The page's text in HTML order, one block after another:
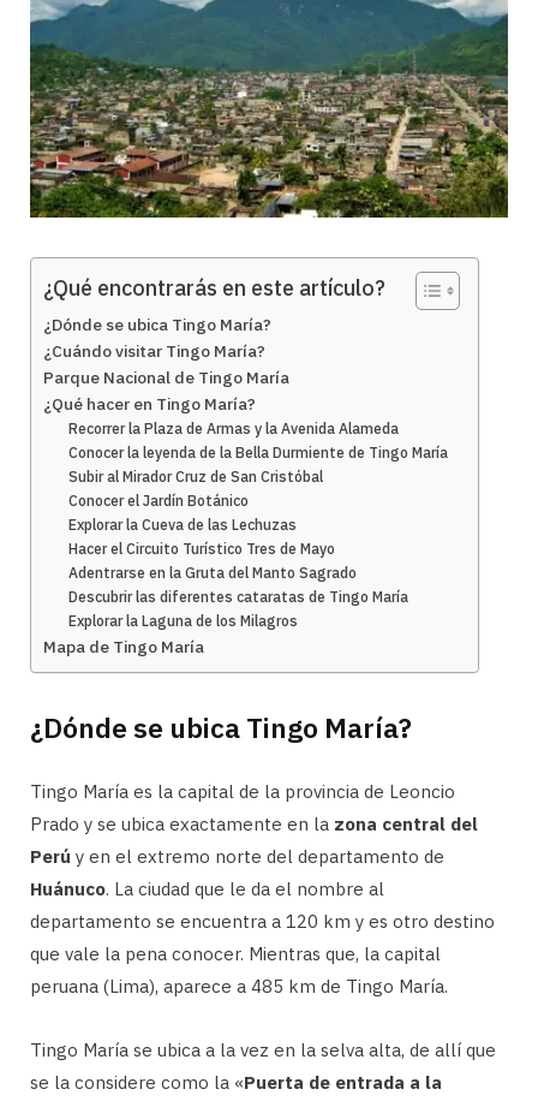
¿Qué encontrarás en este artículo?
¿Dónde se ubica Tingo María?
¿Cuándo visitar Tingo María?
Parque Nacional de Tingo María
¿Qué hacer en Tingo María?
Recorrer la Plaza de Armas y la Avenida Alameda
Conocer la leyenda de la Bella Durmiente de Tingo María
Subir al Mirador Cruz de San Cristóbal
Conocer el Jardín Botánico
Explorar la Cueva de las Lechuzas
Hacer el Circuito Turístico Tres de Mayo
Adentrarse en la Gruta del Manto Sagrado
Descubrir las diferentes cataratas de Tingo María
Explorar la Laguna de los Milagros
Mapa de Tingo María
¿Dónde se ubica Tingo María?
Tingo María es la capital de la provincia de Leoncio
Prado y se ubica exactamente en la zona central del
Perú y en el extremo norte del departamento de
Huánuco. La ciudad que le da el nombre al
departamento se encuentra a 120 km y es otro destino
que vale la pena conocer. Mientras que, la capital
peruana (Lima), aparece a 485 km de Tingo María.
Tingo María se ubica a la vez en la selva alta, de allí que
se la considere como la «Puerta de entrada a la